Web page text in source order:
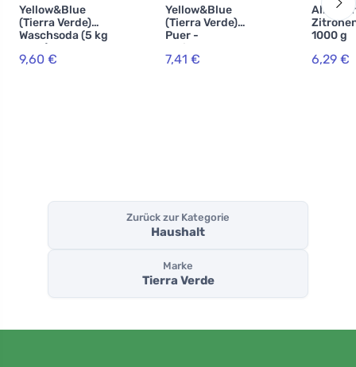
Yellow&Blue
(Tierra Verde)
Waschsoda (5 kg
Sack) - zur
Herstellung von
9,60 €
Yellow&Blue
(Tierra Verde)
Puer -
Bleichpulver zum
Waschen (Beutel
7,41 €
1000 g
6,29 €
Zurück zur Kategorie
Haushalt
Marke
Tierra Verde